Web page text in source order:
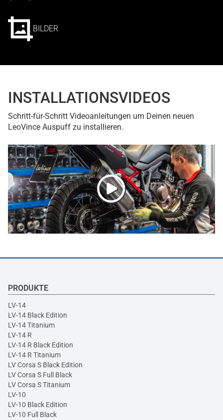
BILDER
INSTALLATIONSVIDEOS
Schritt-für-Schritt Videoanleitungen um Deinen neuen
LeoVince Auspuff zu installieren.
PRODUKTE
LV-14
LV-14 Black Edition
LV-14 Titanium
LV-14 R
LV-14 R Black Edition
LV-14 R Titanium
LV Corsa S Black Edition
LV Corsa S Full Black
LV Corsa S Titanium
LV-10
LV-10 Black Edition
LV-10 Full Black